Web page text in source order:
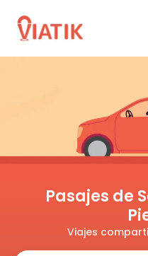
Pasajes de
Viajes